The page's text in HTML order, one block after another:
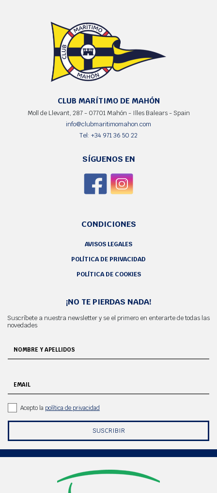
CLUB MARÍTIMO DE MAHÓN
Moll de Llevant, 287 - 07701 Mahón - Illes Balears - Spain
info@clubmaritimomahon.com
Tel: +34 971 36 50 22
SÍGUENOS EN
CONDICIONES
AVISOS LEGALES
POLÍTICA DE PRIVACIDAD
POLÍTICA DE COOKIES
¡NO TE PIERDAS NADA!
Suscríbete a nuestra newsletter y se el primero en enterarte de todas las
novedades
NOMBRE Y APELLIDOS
EMAIL
Acepto la política de privacidad
SUSCRIBIR